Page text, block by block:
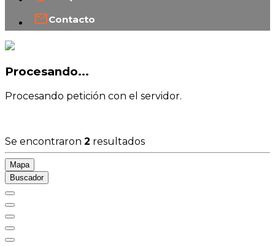
Contacto
Procesando...
Procesando petición con el servidor.
Se encontraron 2 resultados
Mapa
Buscador